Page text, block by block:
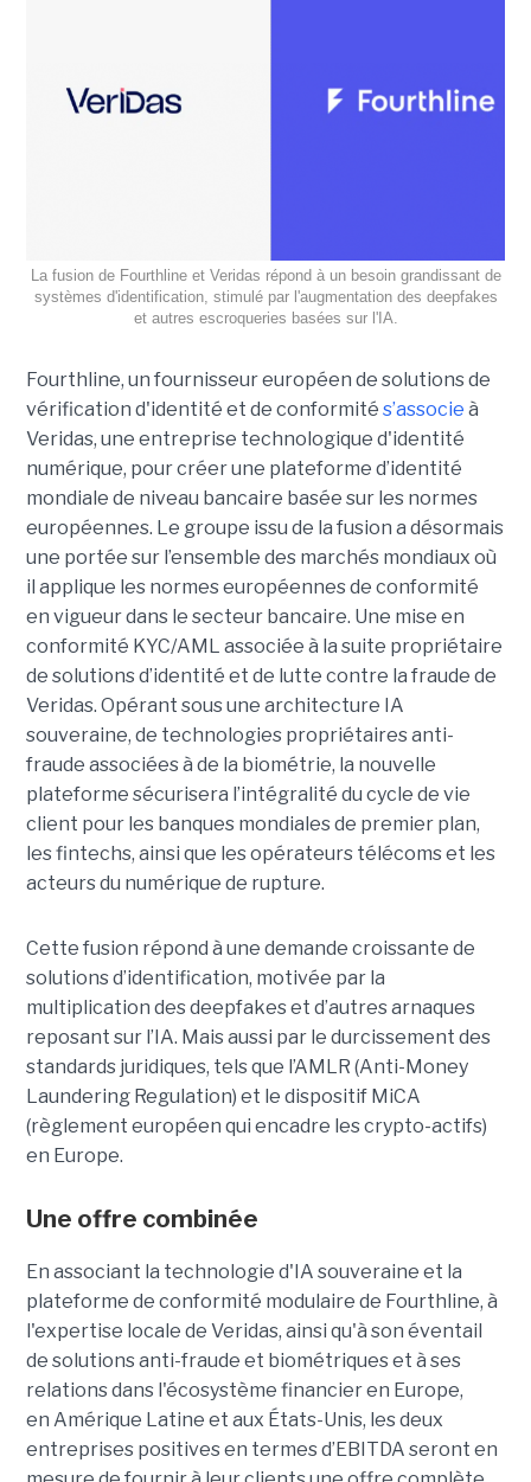
La fusion de Fourthline et Veridas répond à un besoin grandissant de
systèmes d'identification, stimulé par l'augmentation des deepfakes
et autres escroqueries basées sur l'IA.
Fourthline, un fournisseur européen de solutions de
vérification d'identité et de conformité s’associe à
Veridas, une entreprise technologique d'identité
numérique, pour créer une plateforme d’identité
mondiale de niveau bancaire basée sur les normes
européennes. Le groupe issu de la fusion a désormais
une portée sur l’ensemble des marchés mondiaux où
il applique les normes européennes de conformité
en vigueur dans le secteur bancaire. Une mise en
conformité KYC/AML associée à la suite propriétaire
de solutions d’identité et de lutte contre la fraude de
Veridas. Opérant sous une architecture IA
souveraine, de technologies propriétaires anti-
fraude associées à de la biométrie, la nouvelle
plateforme sécurisera l’intégralité du cycle de vie
client pour les banques mondiales de premier plan,
les fintechs, ainsi que les opérateurs télécoms et les
acteurs du numérique de rupture.
Cette fusion répond à une demande croissante de
solutions d’identification, motivée par la
multiplication des deepfakes et d’autres arnaques
reposant sur l’IA. Mais aussi par le durcissement des
standards juridiques, tels que l’AMLR (Anti-Money
Laundering Regulation) et le dispositif MiCA
(règlement européen qui encadre les crypto-actifs)
en Europe.
Une offre combinée
En associant la technologie d'IA souveraine et la
plateforme de conformité modulaire de Fourthline, à
l'expertise locale de Veridas, ainsi qu'à son éventail
de solutions anti-fraude et biométriques et à ses
relations dans l'écosystème financier en Europe,
en Amérique Latine et aux États-Unis, les deux
entreprises positives en termes d’EBITDA seront en